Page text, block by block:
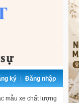
ký Đăng nhập
mẫu xe chất lượng